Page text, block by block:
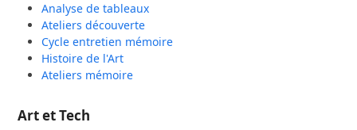
Analyse de tableaux
Ateliers découverte
Cycle entretien mémoire
Histoire de l'Art
Ateliers mémoire
Art et Tech